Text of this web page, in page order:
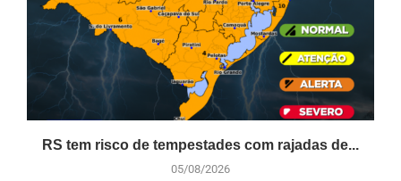
RS tem risco de tempestades com rajadas de...
05/08/2026